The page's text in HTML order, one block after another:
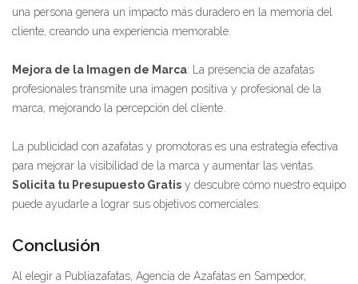
una persona genera un impacto más duradero en la memoria del
cliente, creando una experiencia memorable.
Mejora de la Imagen de Marca: La presencia de azafatas
profesionales transmite una imagen positiva y profesional de la
marca, mejorando la percepción del cliente.
La publicidad con azafatas y promotoras es una estrategia efectiva
para mejorar la visibilidad de la marca y aumentar las ventas.
Solicita tu Presupuesto Gratis y descubre cómo nuestro equipo
puede ayudarle a lograr sus objetivos comerciales.
Conclusión
Al elegir a Publiazafatas, Agencia de Azafatas en Sampedor,